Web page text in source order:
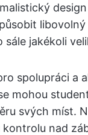
sále jakékoli
spolupráci a
mohou
svých míst.
nad